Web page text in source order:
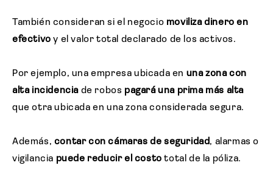
También consideran si el negocio moviliza dinero en
efectivo y el valor total declarado de los activos.
Por ejemplo, una empresa ubicada en una zona con
alta incidencia de robos pagará una prima más alta
que otra ubicada en una zona considerada segura.
Además, contar con cámaras de seguridad, alarmas o
vigilancia puede reducir el costo total de la póliza.